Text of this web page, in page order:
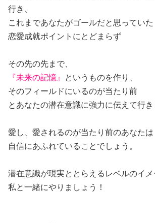
行き、
これまであなたがゴールだと思っていた
恋愛成就ポイントにとどまらず
その先の先まで、
『未来の記憶』
というものを作り、
そのフィールドにいるのが当たり前
とあなたの潜在意識に強力に伝えて行き
愛し、愛されるのが当たり前のあなたは
自信にあふれていることでしょう。
潜在意識が現実ととらえるレベルのイ
私と一緒にやりましょう！